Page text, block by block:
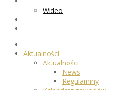
Wideo
Aktualności
Aktualności
News
Regulaminy